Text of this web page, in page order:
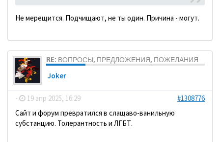
Не мерещится. Подчищают, не ты один. Причина - могут.
RE: ВОПРОСЫ, ПРЕДЛОЖЕНИЯ, ПОЖЕЛАНИЯ
Joker
- 19 апр 2025, 16:29
#1308776
Сайт и форум превратился в слащаво-ванильную
субстанцию. Толерантность и ЛГБТ.